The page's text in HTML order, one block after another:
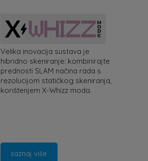
Velika inovacija sustava je
hibridno skeniranje: kombinirajte
prednosti SLAM načina rada s
rezolucijom statičkog skeniranja,
korištenjem X-Whizz moda.
saznaj više